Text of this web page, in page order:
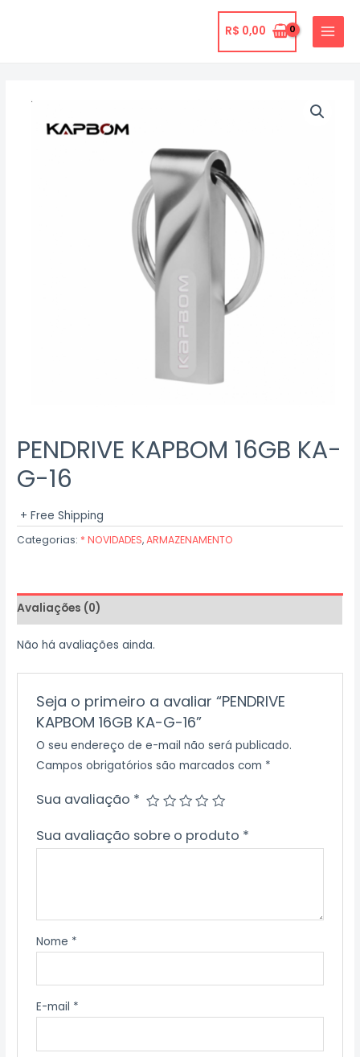
R$ 0,00
MAIN
PENDRIVE KAPBOM 16GB KA-
G-16
+ Free Shipping
Categorias: * NOVIDADES,ARMAZENAMENTO
Avaliações (0)
Não há avaliações ainda.
Seja o primeiro a avaliar “PENDRIVE
KAPBOM 16GB KA-G-16”
O seu endereço de e-mail não será publicado.
Campos obrigatórios são marcados com *
Sua avaliação *
Sua avaliação sobre o produto *
Nome *
E-mail *